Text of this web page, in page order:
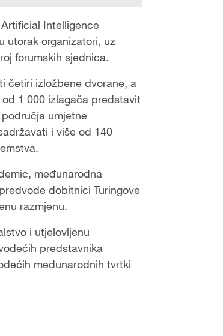
Intelligence
utorak organizatori, uz
forumskih sjednica.
četiri izložbene dvorane, a
1 000 izlagača predstavit
umjetne
i više od 140
međunarodna
dobitnici Turingove
razmjenu.
i utjelovljenu
predstavnika
međunarodnih tvrtki